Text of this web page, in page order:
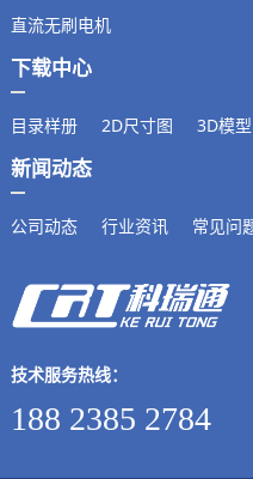
直流无刷电机
下载中心
目录样册 2D尺寸图 3D模型
新闻动态
公司动态 行业资讯 常见问
技术服务热线：
188 2385 2784